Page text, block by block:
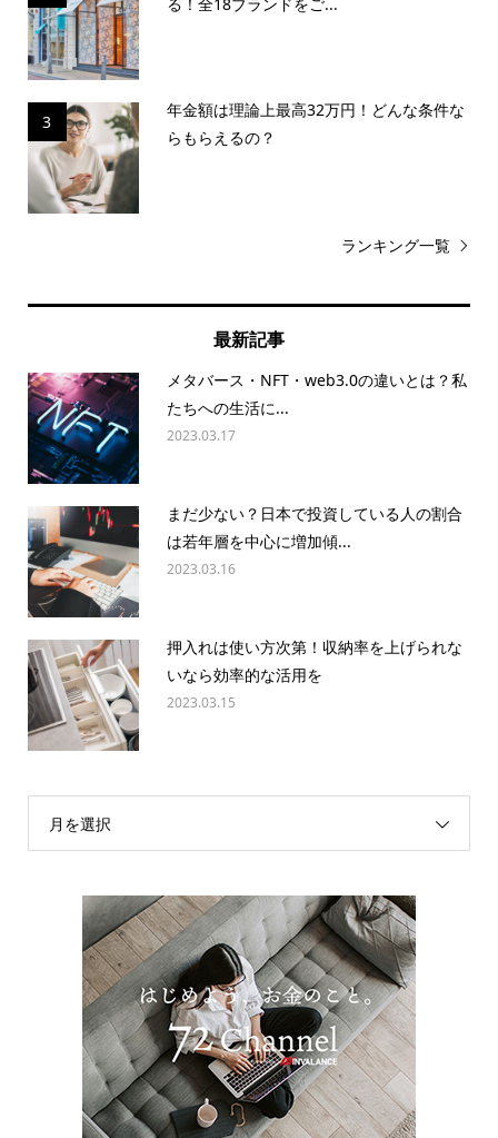
3
年金額は理論上最高32万円！どんな条件な
らもらえるの？
ランキング一覧
最新記事
メタバース・NFT・web3.0の違いとは？私
たちへの生活に...
2023.03.17
まだ少ない？日本で投資している人の割合
は若年層を中心に増加傾...
2023.03.16
押入れは使い方次第！収納率を上げられな
いなら効率的な活用を
2023.03.15
月を選択